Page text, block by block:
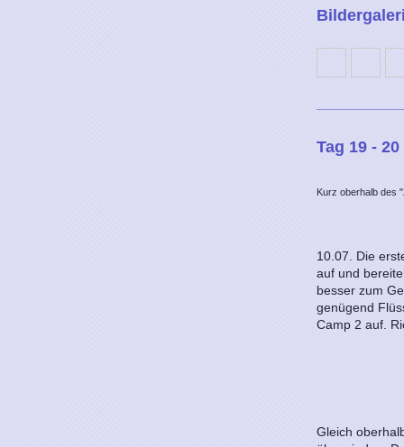
Tag 19 - 20
Kurz oberhalb des
10.07. Die
auf und
besser zum
genügend
Camp 2 auf.
Gleich